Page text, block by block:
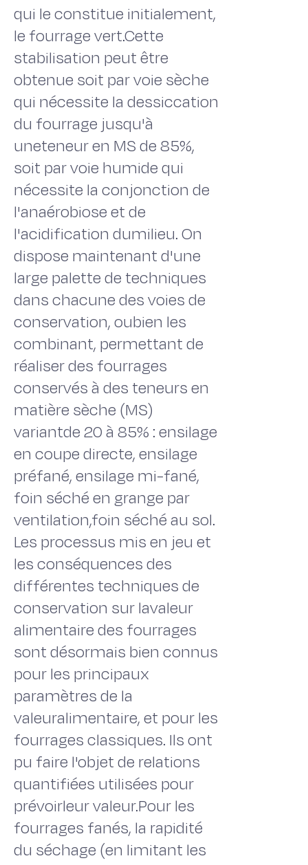
qui le constitue initialement,
le fourrage vert.Cette
stabilisation peut être
obtenue soit par voie sèche
qui nécessite la dessiccation
du fourrage jusqu'à
uneteneur en MS de 85%,
soit par voie humide qui
nécessite la conjonction de
l'anaérobiose et de
l'acidification dumilieu. On
dispose maintenant d'une
large palette de techniques
dans chacune des voies de
conservation, oubien les
combinant, permettant de
réaliser des fourrages
conservés à des teneurs en
matière sèche (MS)
variantde 20 à 85% : ensilage
en coupe directe, ensilage
préfané, ensilage mi-fané,
foin séché en grange par
ventilation,foin séché au sol.
Les processus mis en jeu et
les conséquences des
différentes techniques de
conservation sur lavaleur
alimentaire des fourrages
sont désormais bien connus
pour les principaux
paramètres de la
valeuralimentaire, et pour les
fourrages classiques. Ils ont
pu faire l'objet de relations
quantifiées utilisées pour
prévoirleur valeur.Pour les
fourrages fanés, la rapidité
du séchage (en limitant les